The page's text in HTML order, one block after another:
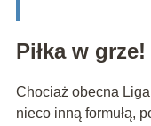
Piłka w grze!
Chociaż obecna
nieco inną formułą,